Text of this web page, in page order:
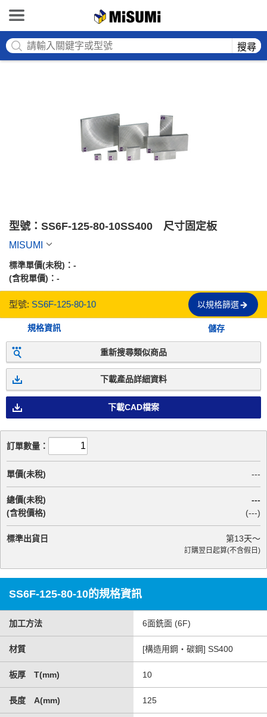
搜尋
型號：SS6F-125-80-10SS400　尺寸固定板
MISUMI
標準單價(未稅)： -
(含稅單價)： -
型號: SS6F-125-80-10 以規格篩選
規格資訊 儲存
重新搜尋類似商品
下載產品詳細資料
下載CAD檔案
訂單數量：
單價(未稅) ---
總價(未稅)
(含稅價格)
---
(---)
標準出貨日 第13天～
訂購翌日起算(不含假日)
SS6F-125-80-10的規格資訊
加工方法 6面銑面 (6F)
材質 [構造用鋼・碳鋼] SS400
板厚 T(mm) 10
長度 A(mm) 125